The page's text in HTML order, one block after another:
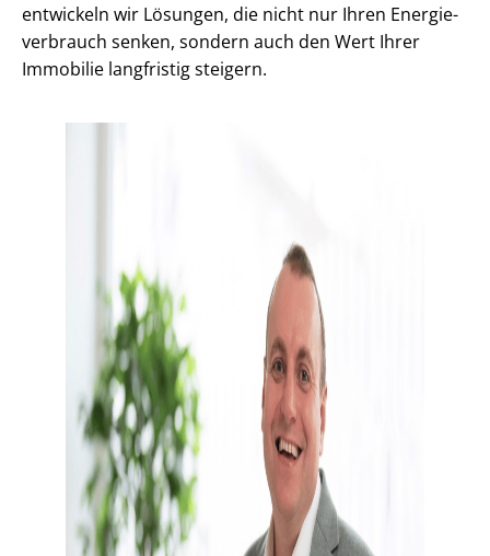
entwickeln wir Lösungen, die nicht nur Ihren En­er­gie­
ver­brauch senken, sondern auch den Wert Ihrer
Immobilie langfristig steigern.